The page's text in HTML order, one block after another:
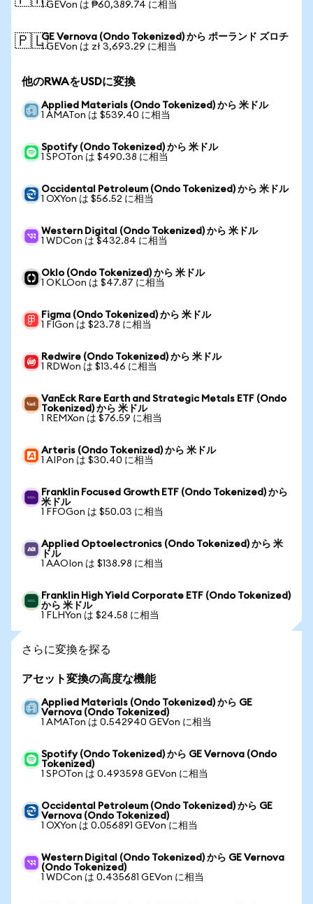
1 GEVon は ₱60,389.74 に相当
🇵🇱GE Vernova (Ondo Tokenized) から ポーランド ズロチ
1 GEVon は zł 3,693.29 に相当
他のRWAをUSDに変換
Applied Materials (Ondo Tokenized) から 米ドル
1 AMATon は $539.40 に相当
Spotify (Ondo Tokenized) から 米ドル
1 SPOTon は $490.38 に相当
Occidental Petroleum (Ondo Tokenized) から 米ドル
1 OXYon は $56.52 に相当
Western Digital (Ondo Tokenized) から 米ドル
1 WDCon は $432.84 に相当
Oklo (Ondo Tokenized) から 米ドル
1 OKLOon は $47.87 に相当
Figma (Ondo Tokenized) から 米ドル
1 FIGon は $23.78 に相当
Redwire (Ondo Tokenized) から 米ドル
1 RDWon は $13.46 に相当
VanEck Rare Earth and Strategic Metals ETF (Ondo
Tokenized) から 米ドル
1 REMXon は $76.59 に相当
Arteris (Ondo Tokenized) から 米ドル
1 AIPon は $30.40 に相当
Franklin Focused Growth ETF (Ondo Tokenized) から
米ドル
1 FFOGon は $50.03 に相当
Applied Optoelectronics (Ondo Tokenized) から 米
ドル
1 AAOIon は $138.98 に相当
Franklin High Yield Corporate ETF (Ondo Tokenized)
から 米ドル
1 FLHYon は $24.58 に相当
さらに変換を探る
アセット変換の高度な機能
Applied Materials (Ondo Tokenized) から GE
Vernova (Ondo Tokenized)
1 AMATon は 0.542940 GEVon に相当
Spotify (Ondo Tokenized) から GE Vernova (Ondo
Tokenized)
1 SPOTon は 0.493598 GEVon に相当
Occidental Petroleum (Ondo Tokenized) から GE
Vernova (Ondo Tokenized)
1 OXYon は 0.056891 GEVon に相当
Western Digital (Ondo Tokenized) から GE Vernova
(Ondo Tokenized)
1 WDCon は 0.435681 GEVon に相当